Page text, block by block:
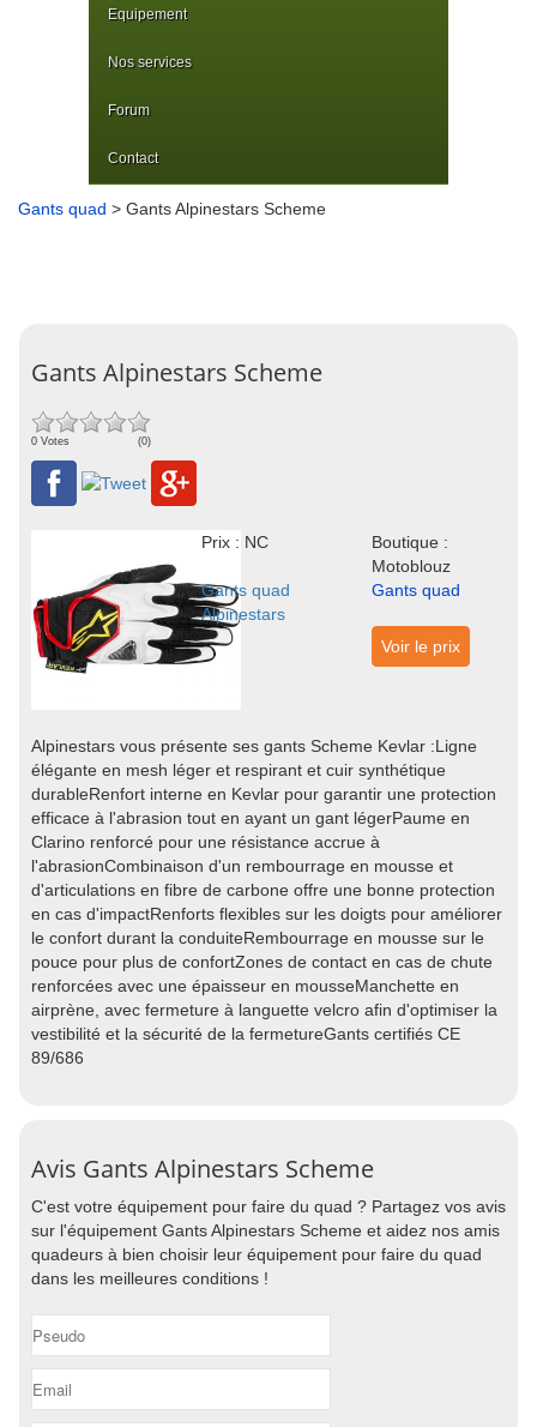
Equipement
Nos services
Forum
Contact
Gants quad > Gants Alpinestars Scheme
Gants Alpinestars Scheme
0 Votes (0)
Prix : NC
Boutique :
Motoblouz
Gants quad
Alpinestars
Gants quad
Voir le prix
Alpinestars vous présente ses gants Scheme Kevlar :Ligne
élégante en mesh léger et respirant et cuir synthétique
durableRenfort interne en Kevlar pour garantir une protection
efficace à l'abrasion tout en ayant un gant légerPaume en
Clarino renforcé pour une résistance accrue à
l'abrasionCombinaison d'un rembourrage en mousse et
d'articulations en fibre de carbone offre une bonne protection
en cas d'impactRenforts flexibles sur les doigts pour améliorer
le confort durant la conduiteRembourrage en mousse sur le
pouce pour plus de confortZones de contact en cas de chute
renforcées avec une épaisseur en mousseManchette en
airprène, avec fermeture à languette velcro afin d'optimiser la
vestibilité et la sécurité de la fermetureGants certifiés CE
89/686
Avis Gants Alpinestars Scheme
C'est votre équipement pour faire du quad ? Partagez vos avis
sur l'équipement Gants Alpinestars Scheme et aidez nos amis
quadeurs à bien choisir leur équipement pour faire du quad
dans les meilleures conditions !